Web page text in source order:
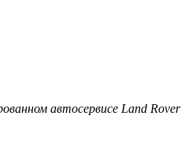
автосервисе Land Rover